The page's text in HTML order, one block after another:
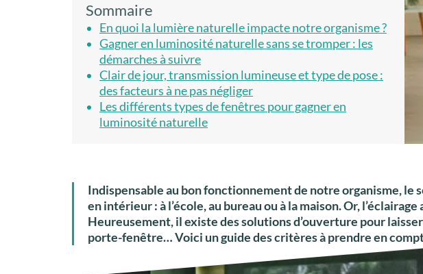
Sommaire
En quoi la lumière naturelle impacte notre organisme ?
Gagner en luminosité naturelle sans se tromper : les
démarches à suivre
Clair de jour, transmission lumineuse et type de pose :
des facteurs à ne pas négliger
Les différents types de fenêtres pour gagner en
luminosité naturelle
Indispensable au bon fonctionnement de notre organisme, le
en intérieur : à l’école, au bureau ou à la maison. Or,
Heureusement, il existe des solutions d’ouverture pour
porte-fenêtre… Voici un guide des critères à prendre en